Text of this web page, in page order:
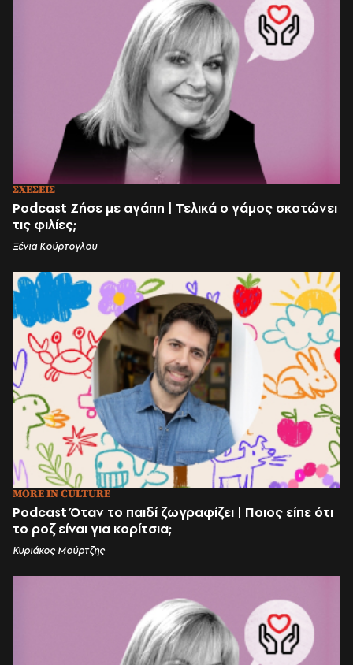
ΣΧΕΣΕΙΣ
Podcast Ζήσε με αγάπη | Τελικά ο γάμος σκοτώνει
τις φιλίες;
Ξένια Κούρτογλου
MORE IN CULTURE
Podcast Όταν το παιδί ζωγραφίζει | Ποιος είπε ότι
το ροζ είναι για κορίτσια;
Κυριάκος Μούρτζης